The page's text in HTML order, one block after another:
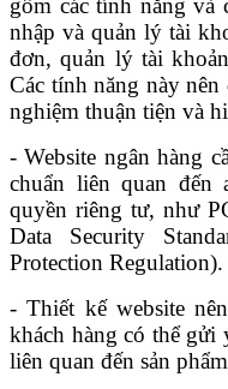
nhập và quản lý tài
đơn, quản lý tài
Các tính năng này
nghiệm thuận tiện và
- Website ngân hàng
chuẩn liên quan
quyền riêng tư, như
Data Security
Protection Regulation).
- Thiết kế website
khách hàng có thể gửi
liên quan đến sản